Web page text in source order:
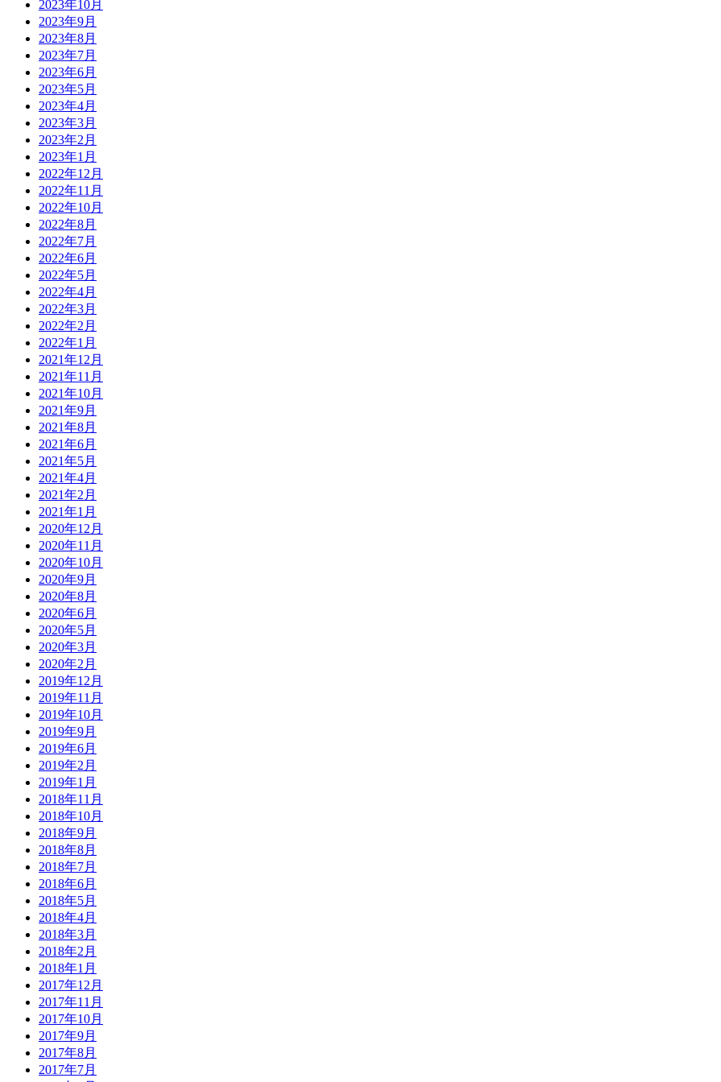
2023年10月
2023年9月
2023年8月
2023年7月
2023年6月
2023年5月
2023年4月
2023年3月
2023年2月
2023年1月
2022年12月
2022年11月
2022年10月
2022年8月
2022年7月
2022年6月
2022年5月
2022年4月
2022年3月
2022年2月
2022年1月
2021年12月
2021年11月
2021年10月
2021年9月
2021年8月
2021年6月
2021年5月
2021年4月
2021年2月
2021年1月
2020年12月
2020年11月
2020年10月
2020年9月
2020年8月
2020年6月
2020年5月
2020年3月
2020年2月
2019年12月
2019年11月
2019年10月
2019年9月
2019年6月
2019年2月
2019年1月
2018年11月
2018年10月
2018年9月
2018年8月
2018年7月
2018年6月
2018年5月
2018年4月
2018年3月
2018年2月
2018年1月
2017年12月
2017年11月
2017年10月
2017年9月
2017年8月
2017年7月